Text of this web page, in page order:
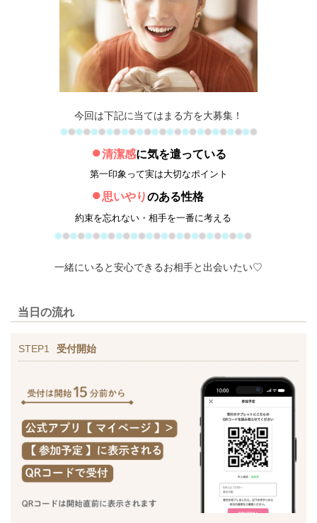
今回は下記に当てはまる方を大募集！
●清潔感に気を遣っている
第一印象って実は大切なポイント
●思いやりのある性格
約束を忘れない・相手を一番に考える
一緒にいると安心できるお相手と出会いたい♡
当日の流れ
STEP1 受付開始